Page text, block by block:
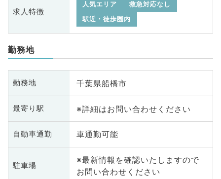
求人特徴
人気エリア
救急対応なし
駅近・徒歩圏内
勤務地
勤務地 千葉県船橋市
最寄り駅 ※詳細はお問い合わせください
自動車通勤 車通勤可能
駐車場
※最新情報を確認いたしますので
お問い合わせください